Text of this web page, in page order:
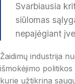
Svarbiausia
siūlomas
nepajėgiant
Žaidimų industrija
išmokėjimo
kurie užtikrina